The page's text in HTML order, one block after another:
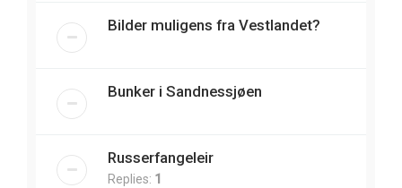
Bilder muligens fra Vestlandet?
Bunker i Sandnessjøen
Russerfangeleir
Replies: 1